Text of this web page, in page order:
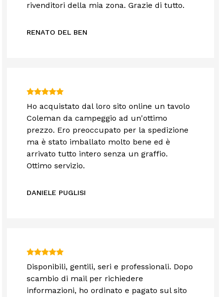
rivenditori della mia zona. Grazie di tutto.
RENATO DEL BEN
Ho acquistato dal loro sito online un tavolo
Coleman da campeggio ad un'ottimo
prezzo. Ero preoccupato per la spedizione
ma è stato imballato molto bene ed è
arrivato tutto intero senza un graffio.
Ottimo servizio.
DANIELE PUGLISI
Disponibili, gentili, seri e professionali. Dopo
scambio di mail per richiedere
informazioni, ho ordinato e pagato sul sito